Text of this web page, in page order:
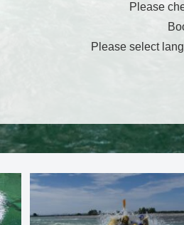
Please
Please select